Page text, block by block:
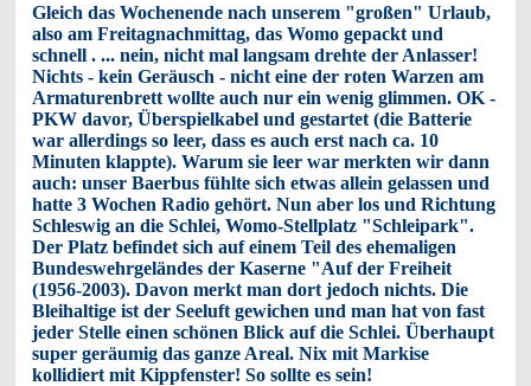
Gleich das Wochenende nach unserem "großen" Urlaub,
also am Freitagnachmittag, das Womo gepackt und
schnell . ... nein, nicht mal langsam drehte der Anlasser!
Nichts - kein Geräusch - nicht eine der roten Warzen am
Armaturenbrett wollte auch nur ein wenig glimmen. OK -
PKW davor, Überspielkabel und gestartet (die Batterie
war allerdings so leer, dass es auch erst nach ca. 10
Minuten klappte). Warum sie leer war merkten wir dann
auch: unser Baerbus fühlte sich etwas allein gelassen und
hatte 3 Wochen Radio gehört. Nun aber los und Richtung
Schleswig an die Schlei, Womo-Stellplatz "Schleipark".
Der Platz befindet sich auf einem Teil des ehemaligen
Bundeswehrgeländes der Kaserne "Auf der Freiheit
(1956-2003). Davon merkt man dort jedoch nichts. Die
Bleihaltige ist der Seeluft gewichen und man hat von fast
jeder Stelle einen schönen Blick auf die Schlei. Überhaupt
super geräumig das ganze Areal. Nix mit Markise
kollidiert mit Kippfenster! So sollte es sein!